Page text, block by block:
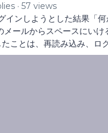
57 views
ンしようとした結果「
メールからスペースにい
ことは、再読み込み、ロ